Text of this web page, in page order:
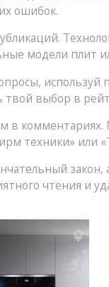
ошибок.
модели плит
твой выбор в
в
техники» или
чтения и